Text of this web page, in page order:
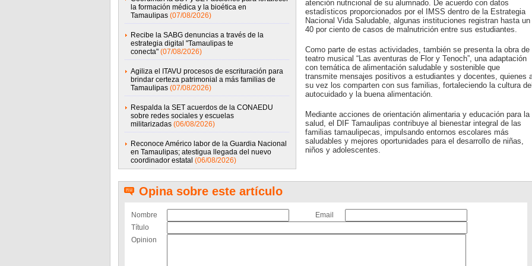
la formación médica y la bioética en
Tamaulipas (07/08/2026)
Recibe la SABG denuncias a través de la
estrategia digital "Tamaulipas te
conecta" (07/08/2026)
Agiliza el ITAVU procesos de escrituración para
brindar certeza patrimonial a más familias de
Tamaulipas (07/08/2026)
Respalda la SET acuerdos de la CONAEDU
sobre redes sociales y escuelas
militarizadas (06/08/2026)
Reconoce Américo labor de la Guardia Nacional
en Tamaulipas; atestigua llegada del nuevo
coordinador estatal (06/08/2026)
atención nutricional de su alumnado. De acuerdo con datos
estadísticos proporcionados por el IMSS dentro de la Estrategia
Nacional Vida Saludable, algunas instituciones registran hasta un
40 por ciento de casos de malnutrición entre sus estudiantes.
Como parte de estas actividades, también se presenta la obra de
teatro musical “Las aventuras de Flor y Tenoch”, una adaptación
con temática de alimentación saludable y sostenible que
transmite mensajes positivos a estudiantes y docentes, quienes
su vez los comparten con sus familias, fortaleciendo la cultura
autocuidado y la buena alimentación.
Mediante acciones de orientación alimentaria y educación para la
salud, el DIF Tamaulipas contribuye al bienestar integral de las
familias tamaulipecas, impulsando entornos escolares más
saludables y mejores oportunidades para el desarrollo de niñas,
niños y adolescentes.
Opina sobre este artículo
Nombre
Email
Título
Opinion